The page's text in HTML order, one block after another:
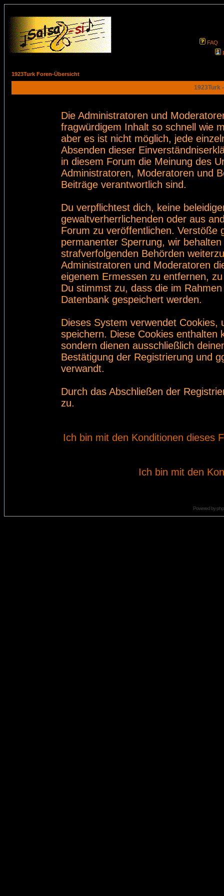
FAQ
1923Turk Foren-Übersicht
1923Turk
Die Administratoren und
fragwürdigem Inhalt so schnell wie
aber es ist nicht möglich, jede
Absenden dieser
in diesem Forum die Meinung des
Administratoren, Moderatoren und
Beiträge verantwortlich sind.
Du verpflichtest dich, keine
gewaltverherrlichenden oder aus
Forum zu veröffentlichen. Verstöße
permanenter Sperrung, wir
strafverfolgenden Behörden
Administratoren und Moderatoren
eigenem Ermessen zu entfernen,
Du stimmst zu, dass die im
Datenbank gespeichert werden.
Dieses System verwendet
speichern. Diese Cookies enthalten
sondern dienen ausschließlich
Bestätigung der Registrierung und
verwandt.
Durch das Abschließen der
zu.
Ich bin mit den Konditionen dieses
Ich bin mit den
Powered by